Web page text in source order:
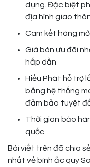
dụng. Đặc biệt
địa hình giao
Cam kết hàng
Giá bán ưu đãi
hấp dẫn
Hiếu Phát hỗ trợ
bằng hệ thống
đảm bảo tuyệt
Thời gian bảo
quốc.
Bài viết trên đã chia
nhất về bình ắc quy